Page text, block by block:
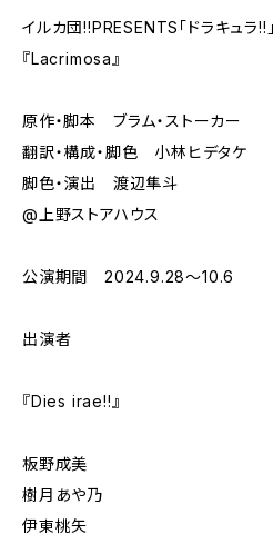
イルカ団!!PRESENTS「ドラキュラ!!
『Lacrimosa』
原作・脚本 ブラム・ストーカー
翻訳・構成・脚色 小林ヒデタケ
脚色・演出 渡辺隼斗
@上野ストアハウス
公演期間 2024.9.28～10.6
出演者
『Dies irae!!』
板野成美
樹月あや乃
伊東桃矢